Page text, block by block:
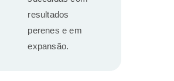
resultados
perenes e em
expansão.